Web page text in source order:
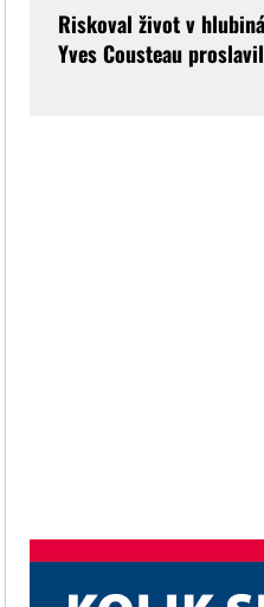
Riskoval život v
Yves Cousteau